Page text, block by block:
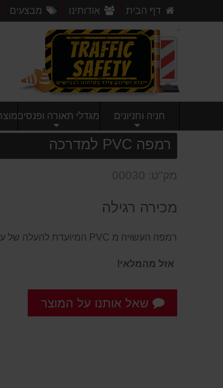
דף הבית אודותינו מבצעים
חניה וחניונים מגדלי תאורה ופנסים
רמפה PVC למדרכה
מק"ט: 00030
מכירה רגילה
רמפה העשויה מ PVC המיועדת להעלה של עגלות / גלגלים על מדרכות
אזל מהמלאי!
שאל אותנו על המוצר